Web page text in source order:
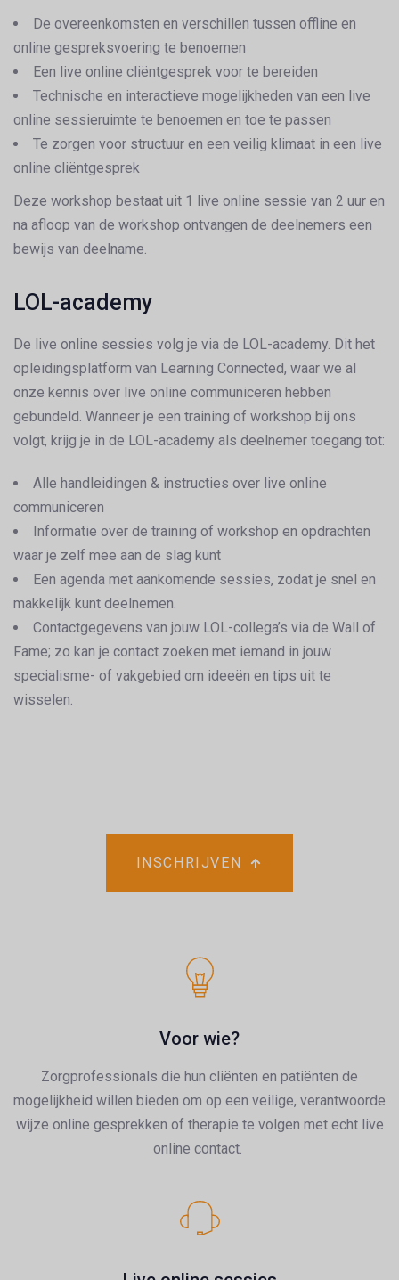
De overeenkomsten en verschillen tussen offline en
online gespreksvoering te benoemen
Een live online cliëntgesprek voor te bereiden
Technische en interactieve mogelijkheden van een live
online sessieruimte te benoemen en toe te passen
Te zorgen voor structuur en een veilig klimaat in een live
online cliëntgesprek
Deze workshop bestaat uit 1 live online sessie van 2 uur en
na afloop van de workshop ontvangen de deelnemers een
bewijs van deelname.
LOL-academy
De live online sessies volg je via de LOL-academy. Dit het
opleidingsplatform van Learning Connected, waar we al
onze kennis over live online communiceren hebben
gebundeld. Wanneer je een training of workshop bij ons
volgt, krijg je in de LOL-academy als deelnemer toegang tot:
Alle handleidingen & instructies over live online
communiceren
Informatie over de training of workshop en opdrachten
waar je zelf mee aan de slag kunt
Een agenda met aankomende sessies, zodat je snel en
makkelijk kunt deelnemen.
Contactgegevens van jouw LOL-collega’s via de Wall of
Fame; zo kan je contact zoeken met iemand in jouw
specialisme- of vakgebied om ideeën en tips uit te
wisselen.
INSCHRIJVEN
Voor wie?
Zorgprofessionals die hun cliënten en patiënten de
mogelijkheid willen bieden om op een veilige, verantwoorde
wijze online gesprekken of therapie te volgen met echt live
online contact.